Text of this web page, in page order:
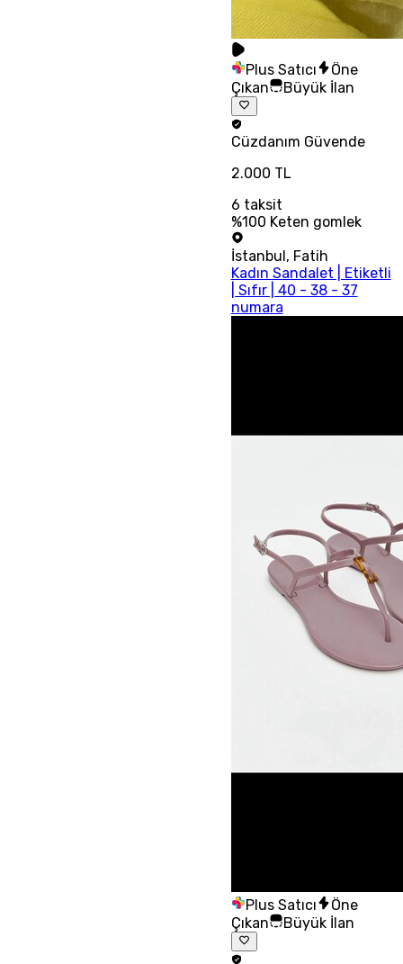
Plus Satıcı
Öne
Çıkan
Büyük İlan
Cüzdanım Güvende
2.000 TL
6 taksit
%100 Keten gomlek
İstanbul, Fatih
Kadın Sandalet | Etiketli
| Sıfır | 40 - 38 - 37
numara
Plus Satıcı
Öne
Çıkan
Büyük İlan